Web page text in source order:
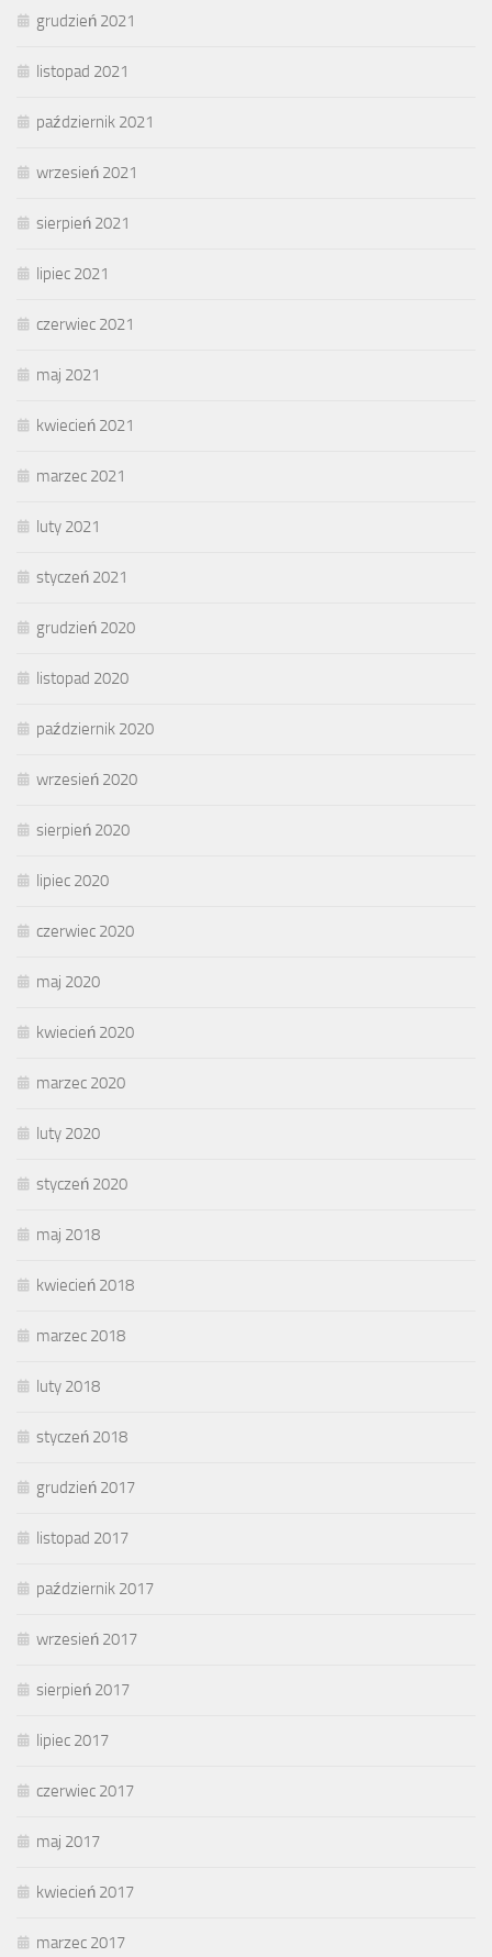
grudzień 2021
listopad 2021
październik 2021
wrzesień 2021
sierpień 2021
lipiec 2021
czerwiec 2021
maj 2021
kwiecień 2021
marzec 2021
luty 2021
styczeń 2021
grudzień 2020
listopad 2020
październik 2020
wrzesień 2020
sierpień 2020
lipiec 2020
czerwiec 2020
maj 2020
kwiecień 2020
marzec 2020
luty 2020
styczeń 2020
maj 2018
kwiecień 2018
marzec 2018
luty 2018
styczeń 2018
grudzień 2017
listopad 2017
październik 2017
wrzesień 2017
sierpień 2017
lipiec 2017
czerwiec 2017
maj 2017
kwiecień 2017
marzec 2017